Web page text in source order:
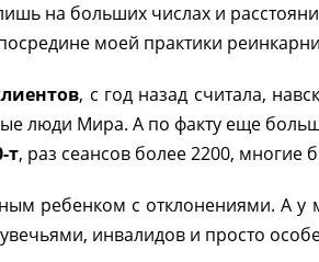
на больших числах и
моей практики
, с год назад считала,
люди Мира. А по факту еще
т, раз сеансов более 2200, многие
ребенком с отклонениями. А у
инвалидов и просто